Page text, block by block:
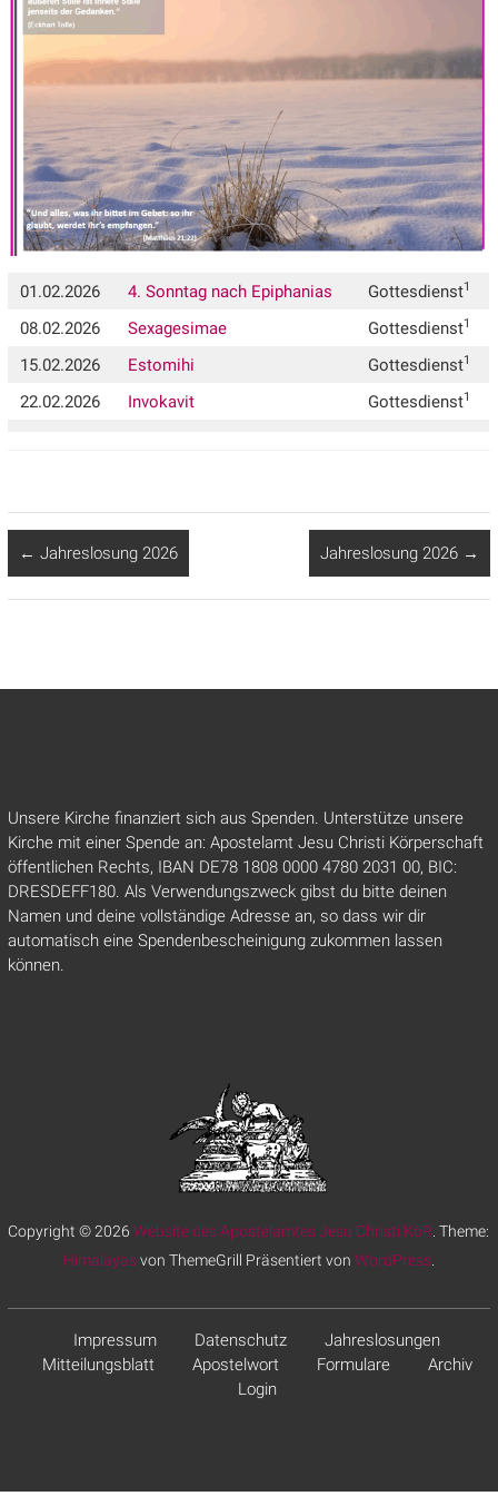
01.02.2026 4. Sonntag nach Epiphanias Gottesdienst1
08.02.2026 Sexagesimae Gottesdienst1
15.02.2026 Estomihi Gottesdienst1
22.02.2026 Invokavit Gottesdienst1
← Jahreslosung 2026 Jahreslosung 2026 →
Unsere Kirche finanziert sich aus Spenden. Unterstütze unsere
Kirche mit einer Spende an: Apostelamt Jesu Christi Körperschaft
öffentlichen Rechts, IBAN DE78 1808 0000 4780 2031 00, BIC:
DRESDEFF180. Als Verwendungszweck gibst du bitte deinen
Namen und deine vollständige Adresse an, so dass wir dir
automatisch eine Spendenbescheinigung zukommen lassen
können.
Copyright © 2026Website des Apostelamtes Jesu Christi KöR . Theme:
Himalayasvon ThemeGrill Präsentiert von WordPress.
Impressum Datenschutz
Jahreslosungen
Mitteilungsblatt
Apostelwort Formulare
Archiv
Login